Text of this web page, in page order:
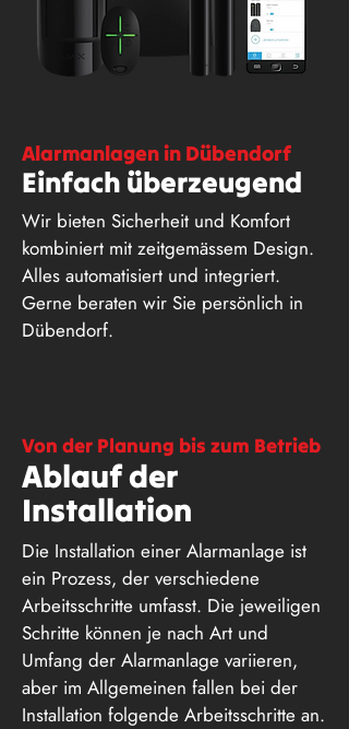
Alarmanlagen in Dübendorf
Einfach überzeugend
Wir bieten Sicherheit und Komfort
kombiniert mit zeitgemässem Design.
Alles automatisiert und integriert.
Gerne beraten wir Sie persönlich in
Dübendorf.
Von der Planung bis zum Betrieb
Ablauf der
Installation
Die Installation einer Alarmanlage ist
ein Prozess, der verschiedene
Arbeitsschritte umfasst. Die jeweiligen
Schritte können je nach Art und
Umfang der Alarmanlage variieren,
aber im Allgemeinen fallen bei der
Installation folgende Arbeitsschritte an.